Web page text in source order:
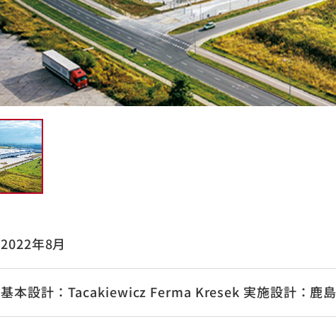
2022年8月
基本設計：Tacakiewicz Ferma Kresek 実施設計：鹿島